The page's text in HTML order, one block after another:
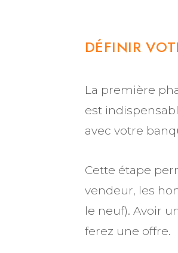
DÉFINIR
La première
est
avec votre
Cette étape
vendeur, les
le neuf). Avoir
ferez une offre.